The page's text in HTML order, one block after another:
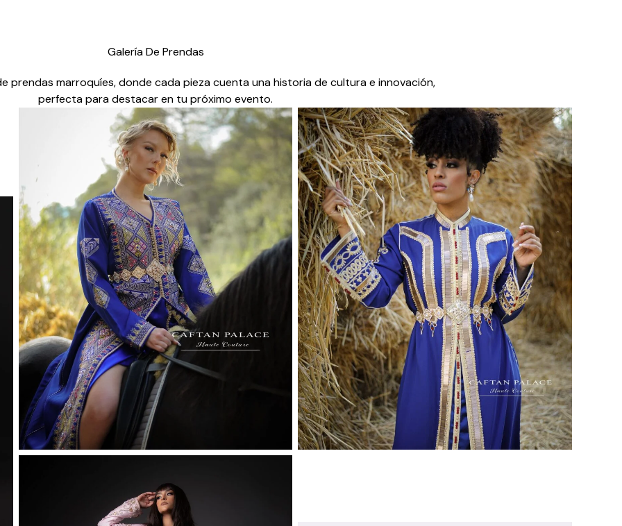
Galería De Prendas
prendas marroquíes, donde cada pieza cuenta una historia de cultura e innovación,
perfecta para destacar en tu próximo evento.